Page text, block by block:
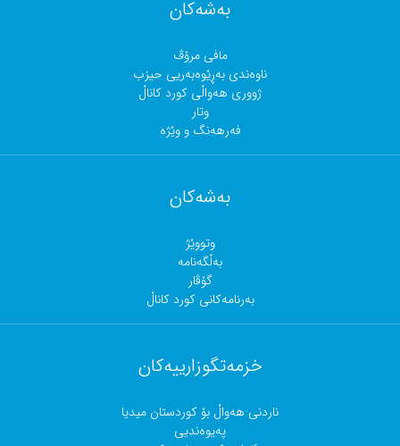
بەشەکان
مافی مرۆڤ
ناوەندی بەڕێوەبەریی حیزب
ژووری هەواڵی کورد کاناڵ
وتار
فەرهەنگ و وێژە
بەشەکان
وتووێژ
بەڵگەنامە
گۆڤار
بەرنامەکانی کورد کاناڵ
خزمەتگوزارییەکان
ناردنی هەواڵ بۆ کوردستان میدیا
پەیوەندیی